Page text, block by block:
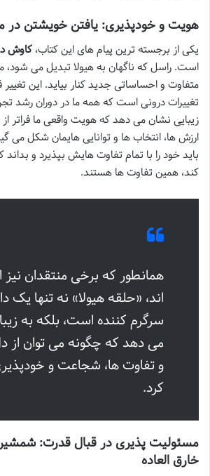
هویت و خودپذیری: یافتن خویشتن در
یکی از برجسته ترین پیام های این کتاب، کاوش
است. راسل که ناگهان به هیولا تبدیل می
متفاوت و احساساتی جدید کنار بیاید. این تغییر
تغییرات درونی است که همه ما در دوران رشد
زیبایی نشان می دهد که هویت واقعی ما فراتر
ارزش ها، انتخاب ها و توانایی هایمان شکل می
باید خود را با تمام تفاوت هایش بپذیرد و
کند، همین تفاوت ها هستند.
همانطور که برخی منتقدان نیز
اند، «حلقه هیولا» نه تنها یک
سرگرم کننده است، بلکه به
می دهد که چگونه می توان از
و تفاوت ها، شجاعت و
کرد.
مسئولیت پذیری در قبال قدرت: شمشیر
خارق العاده